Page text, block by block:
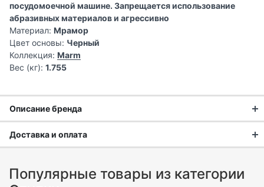
посудомоечной машине. Запрещается использование
абразивных материалов и агрессивно
Материал: Мрамор
Цвет основы: Черный
Коллекция: Marm
Вес (кг): 1.755
Описание бренда
Английский стиль в каждой
Доставка и оплата
Доставка в Москве и области
Популярные товары из категории